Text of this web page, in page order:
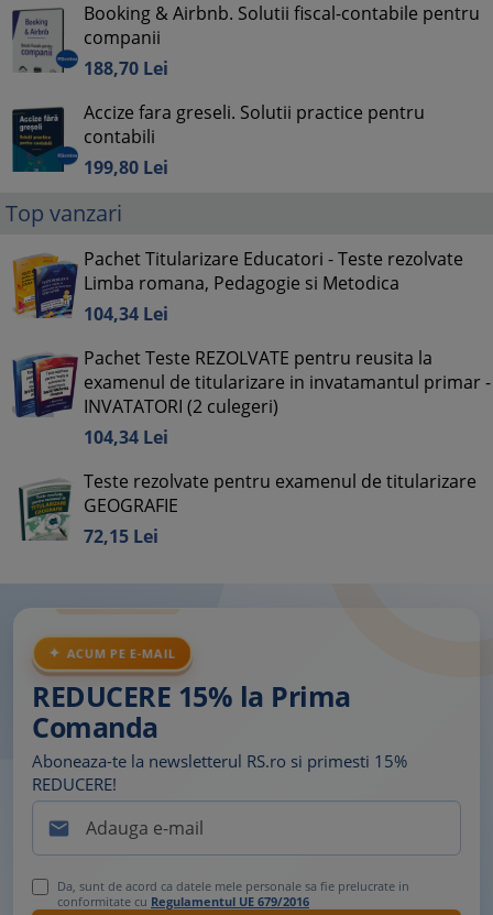
Booking & Airbnb. Solutii fiscal-contabile pentru
companii
188,70 Lei
Accize fara greseli. Solutii practice pentru
contabili
199,80 Lei
Top vanzari
Pachet Titularizare Educatori - Teste rezolvate
Limba romana, Pedagogie si Metodica
104,34 Lei
Pachet Teste REZOLVATE pentru reusita la
examenul de titularizare in invatamantul primar -
INVATATORI (2 culegeri)
104,34 Lei
Teste rezolvate pentru examenul de titularizare
GEOGRAFIE
72,15 Lei
ACUM PE E-MAIL
REDUCERE 15% la Prima
Comanda
Aboneaza-te la newsletterul RS.ro si primesti 15%
REDUCERE!

Da, sunt de acord ca datele mele personale sa fie prelucrate in
conformitate cu Regulamentul UE 679/2016